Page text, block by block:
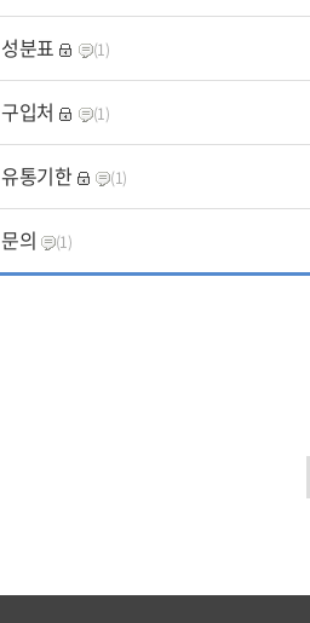
성분표 (1)
구입처 (1)
유통기한 (1)
문의 (1)